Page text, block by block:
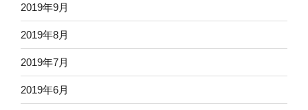
2019年9月
2019年8月
2019年7月
2019年6月